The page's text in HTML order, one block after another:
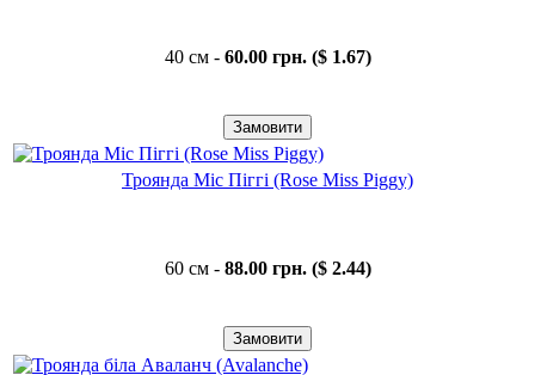
40 см - 60.00 грн. ($ 1.67)
Троянда Міс Піггі (Rose Miss Piggy)
60 см - 88.00 грн. ($ 2.44)